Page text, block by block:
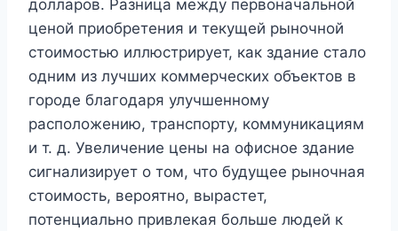
долларов. Разница между первоначальной
ценой приобретения и текущей рыночной
стоимостью иллюстрирует, как здание стало
одним из лучших коммерческих объектов в
городе благодаря улучшенному
расположению, транспорту, коммуникациям
и т. д. Увеличение цены на офисное здание
сигнализирует о том, что будущее рыночная
стоимость, вероятно, вырастет,
потенциально привлекая больше людей к